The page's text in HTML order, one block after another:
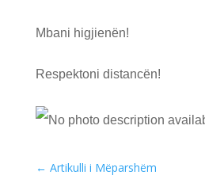
Mbani higjienën!
Respektoni distancën!
← Artikulli i Mëparshëm